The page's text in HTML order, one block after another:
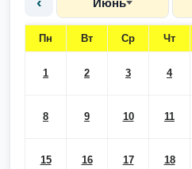
Пн Вт Ср Чт
1 2 3 4
8 9 10 11
15 16 17 18